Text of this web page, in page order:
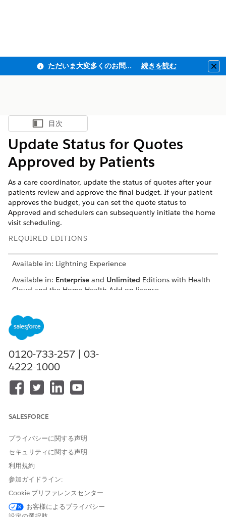
ただいま大変多くのお問い合わせをいただいており、ご連絡までにお時間を頂戴しております 続きを読む
目次を表示
目次
Update Status for Quotes
Approved by Patients
As a care coordinator, update the status of quotes after your
patients review and approve the final budget. If your patient
approves the budget, you can set the quote status to
Approved and schedulers can subsequently initiate the home
visit scheduling.
REQUIRED EDITIONS
Available in: Lightning Experience
Available in: Enterprise and Unlimited Editions with Health
Cloud and the Home Health Add-on license
To update quote status:
The location of the user interface where you can manage
budgets and quotes depends on how your Salesforce admin
configures your org. If you can’t find the user interface, ask
your Salesforce admin for help.
From the Accounts tab, open the patient’s record page.
update.
The Quote record page appears.
On the Detailed tab, set the status of the quote to
Approved
Schedulers can start with the home visit scheduling process
for the approved quotes.
0120-733-257 | 03-
4222-1000
SALESFORCE
プライバシーに関する声明
セキュリティに関する声明
利用規約
参加ガイドライン:
Cookie プリファレンスセンター
お客様によるプライバシー